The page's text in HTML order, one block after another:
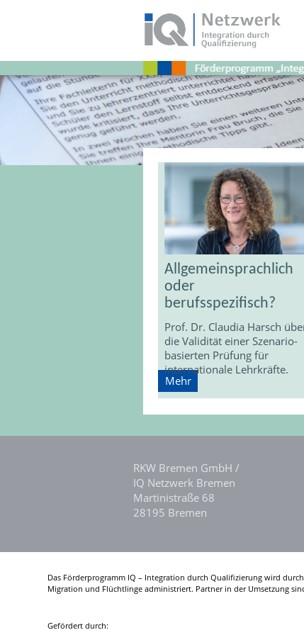
Schlagwort:
Lehrermangel
Allgemeinsprachlich
oder
berufsspezifisch?
Prof. Dr. Claudia Harsch
die Validität einer Szenario-
basierten Prüfung für
internationale Lehrkräfte.
Mehr
RKW Bremen GmbH /
IQ Netzwerk Bremen
Martinistraße 68
28195 Bremen
Das Förderprogramm IQ – Integration durch Qualifizierung wird
Migration und Flüchtlinge administriert. Partner in der Umsetzung
Gefördert durch: